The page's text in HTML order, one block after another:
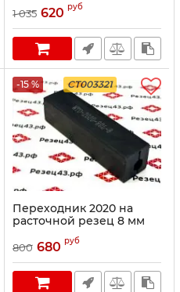
1 035 620 руб
-15 % CT003321
Переходник 2020 на
расточной резец 8 мм
800 680 руб